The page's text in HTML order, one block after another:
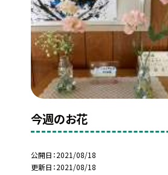
今週のお花
公開日 2021/08/18
更新日 2021/08/18